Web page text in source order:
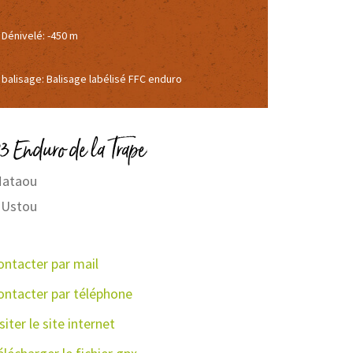
Dénivelé: -450 m
balisage: Balisage labélisé FFC enduro
Enduro de la Trape
Ustou
par mail
par téléphone
le site internet